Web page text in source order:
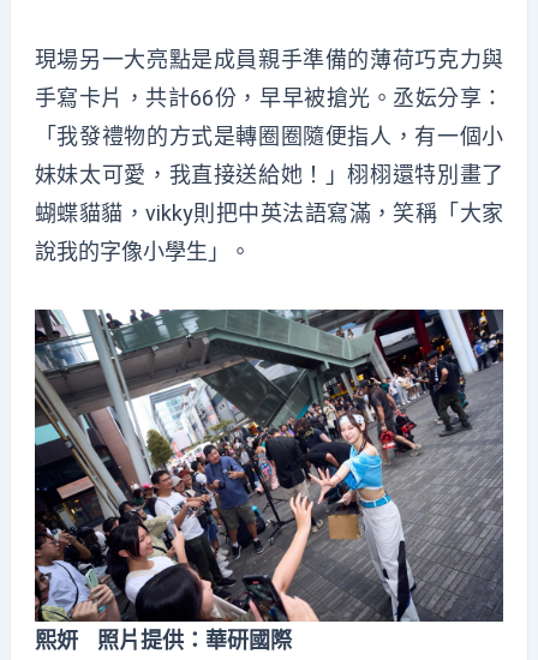
現場另一大亮點是成員親手準備的薄荷巧克力與
手寫卡片，共計66份，早早被搶光。丞妘分享：
「我發禮物的方式是轉圈圈隨便指人，有一個小
妹妹太可愛，我直接送給她！」栩栩還特別畫了
蝴蝶貓貓，vikky則把中英法語寫滿，笑稱「大家
說我的字像小學生」。
熙妍 照片提供：華研國際